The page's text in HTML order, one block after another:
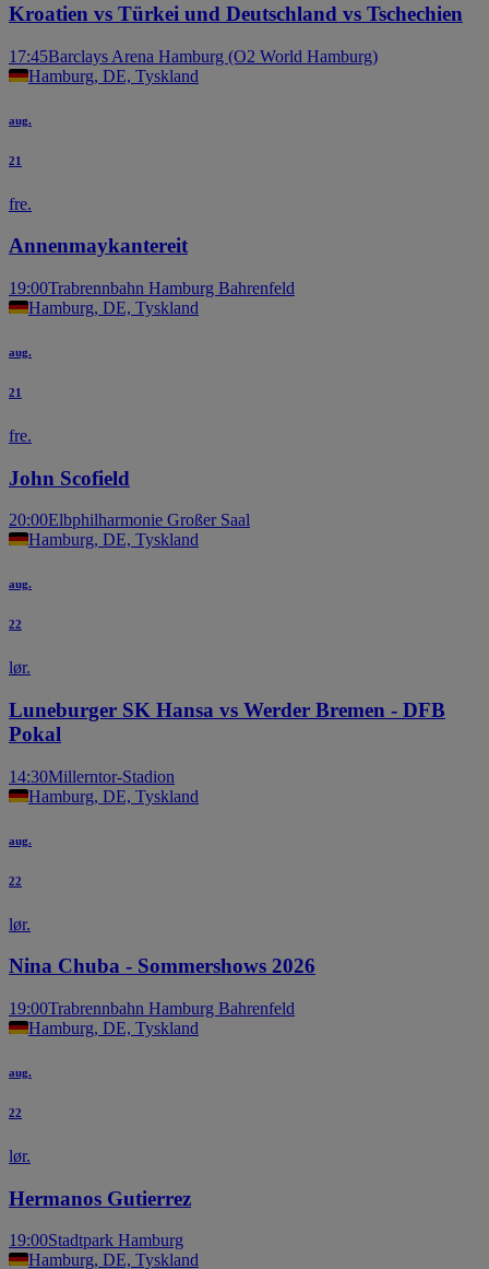
Kroatien vs Türkei und Deutschland vs Tschechien
17:45Barclays Arena Hamburg (O2 World Hamburg)
Hamburg, DE, Tyskland
aug.
21
fre.
Annenmaykantereit
19:00Trabrennbahn Hamburg Bahrenfeld
Hamburg, DE, Tyskland
aug.
21
fre.
John Scofield
20:00Elbphilharmonie Großer Saal
Hamburg, DE, Tyskland
aug.
22
lør.
Luneburger SK Hansa vs Werder Bremen - DFB
Pokal
14:30Millerntor-Stadion
Hamburg, DE, Tyskland
aug.
22
lør.
Nina Chuba - Sommershows 2026
19:00Trabrennbahn Hamburg Bahrenfeld
Hamburg, DE, Tyskland
aug.
22
lør.
Hermanos Gutierrez
19:00Stadtpark Hamburg
Hamburg, DE, Tyskland